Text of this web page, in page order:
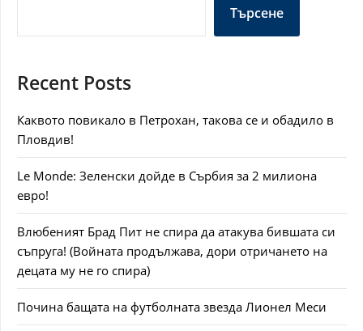
Търсене
Recent Posts
Каквото повикало в Петрохан, такова се и обадило в
Пловдив!
Le Monde: Зеленски дойде в Сърбия за 2 милиона
евро!
Влюбеният Брад Пит не спира да атакува бившата си
съпруга! (Войната продължава, дори отричането на
децата му не го спира)
Почина бащата на футболната звезда Лионел Меси